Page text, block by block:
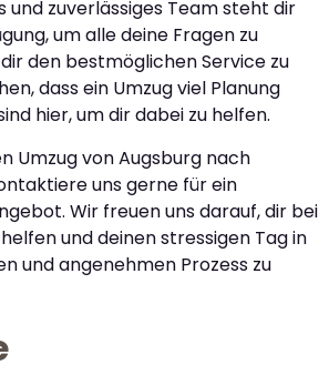
und zuverlässiges Team steht dir
um alle deine Fragen zu
den bestmöglichen Service zu
dass ein Umzug viel Planung
hier, um dir dabei zu helfen.
Umzug von Augsburg nach
uns gerne für ein
Wir freuen uns darauf, dir bei
und deinen stressigen Tag in
und angenehmen Prozess zu